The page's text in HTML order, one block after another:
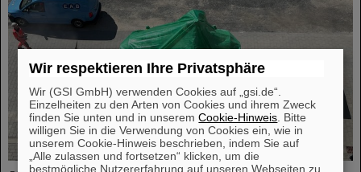
Wir respektieren Ihre Privatsphäre
Wir (GSI GmbH) verwenden Cookies auf „gsi.de“.
Einzelheiten zu den Arten von Cookies und ihrem Zweck
finden Sie unten und in unseremCookie-Hinweis . Bitte
willigen Sie in die Verwendung von Cookies ein, wie in
unserem Cookie-Hinweis beschrieben, indem Sie auf
„Alle zulassen und fortsetzen“ klicken, um die
bestmögliche Nutzererfahrung auf unseren Webseiten zu